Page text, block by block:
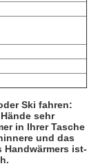
Ski fahren:
sehr
in Ihrer Tasche
und das
ist-